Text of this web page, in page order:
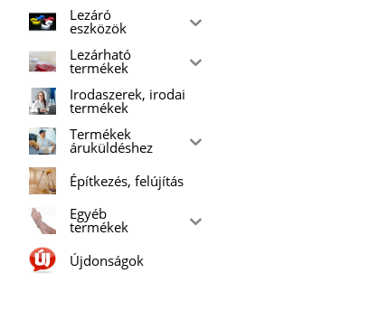
Lezáró
eszközök
Lezárható
termékek
Irodaszerek, irodai
termékek
Termékek
áruküldéshez
Építkezés, felújítás
Egyéb
termékek
Újdonságok